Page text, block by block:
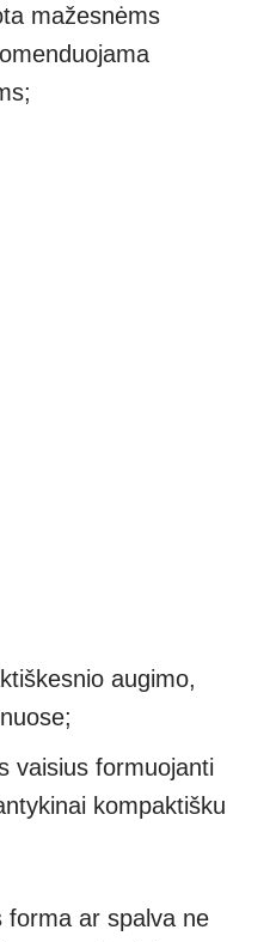
mažesnėms
augimo,
vaisius formuojanti
kompaktišku
forma ar spalva ne